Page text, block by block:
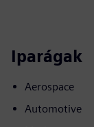
Iparágak
Aerospace
Automotive